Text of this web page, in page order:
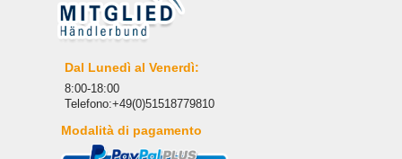
Dal Lunedì al Venerdì:
8:00-18:00
Telefono:+49(0)51518779810
Modalità di pagamento